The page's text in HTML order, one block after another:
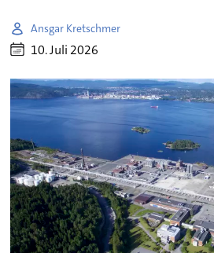
Ansgar Kretschmer
10. Juli 2026